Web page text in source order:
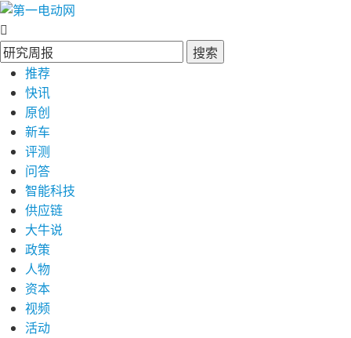
搜索
推荐
快讯
原创
新车
评测
问答
智能科技
供应链
大牛说
政策
人物
资本
视频
活动